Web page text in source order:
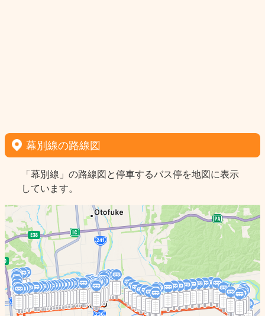
幕別線の路線図
「幕別線」の路線図と停車するバス停を地図に表示
しています。